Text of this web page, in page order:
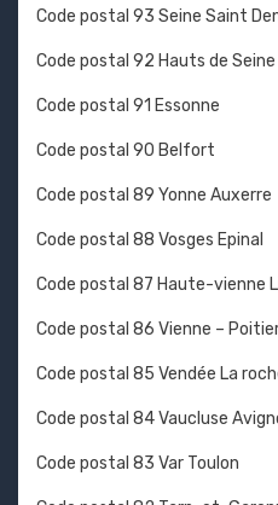
Code postal 93 Seine Saint
Code postal 92 Hauts de Seine
Code postal 91 Essonne
Code postal 90 Belfort
Code postal 89 Yonne Auxerre
Code postal 88 Vosges Epinal
Code postal 87 Haute-vienne
Code postal 86 Vienne –
Code postal 85 Vendée La
Code postal 84 Vaucluse
Code postal 83 Var Toulon